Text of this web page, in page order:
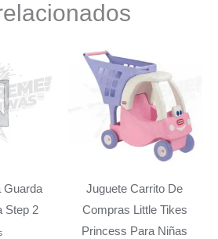
Guarda
Step 2
Juguete Carrito De
Compras Little Tikes
Princess Para Niñas